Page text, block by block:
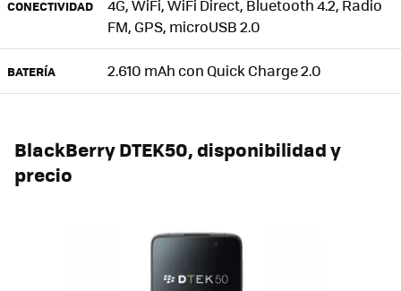
CONECTIVIDAD
4G, WiFi, WiFi Direct, Bluetooth 4.2, Radio
FM, GPS, microUSB 2.0
BATERÍA 2.610 mAh con Quick Charge 2.0
BlackBerry DTEK50, disponibilidad y
precio